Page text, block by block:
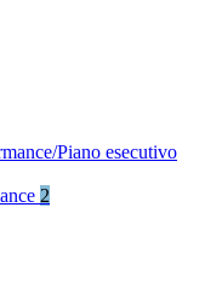
Piano esecutivo
2